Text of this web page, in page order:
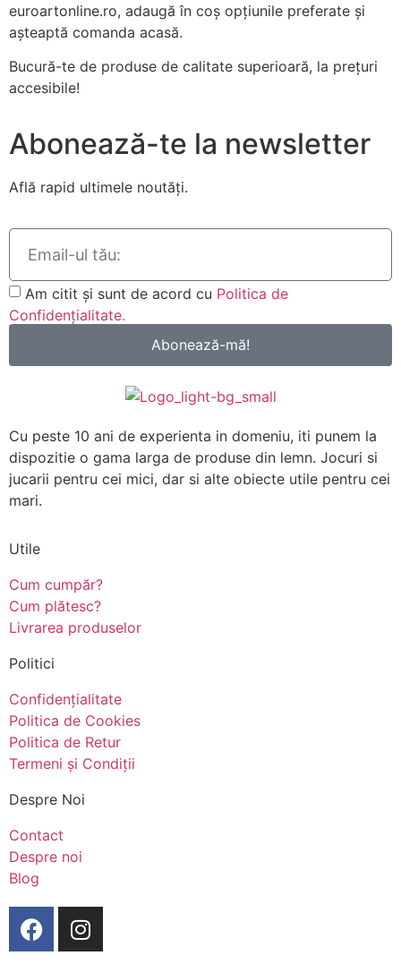
euroartonline.ro, adaugă în coș opțiunile preferate și
așteaptă comanda acasă.
Bucură-te de produse de calitate superioară, la prețuri
accesibile!
Abonează-te la newsletter
Află rapid ultimele noutăți.
Am citit și sunt de acord cu Politica de
Confidențialitate.
Abonează-mă!
Cu peste 10 ani de experienta in domeniu, iti punem la
dispozitie o gama larga de produse din lemn. Jocuri si
jucarii pentru cei mici, dar si alte obiecte utile pentru cei
mari.
Utile
Cum cumpăr?
Cum plătesc?
Livrarea produselor
Politici
Confidențialitate
Politica de Cookies
Politica de Retur
Termeni și Condiții
Despre Noi
Contact
Despre noi
Blog